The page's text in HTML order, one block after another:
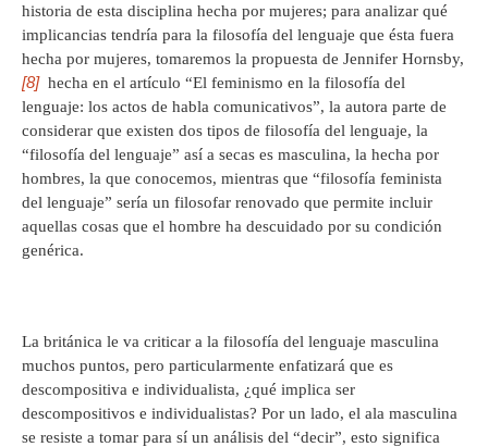
historia de esta disciplina hecha por mujeres; para analizar qué
implicancias tendría para la filosofía del lenguaje que ésta fuera
hecha por mujeres, tomaremos la propuesta de Jennifer Hornsby,
[8]hecha en el artículo “El feminismo en la filosofía del
lenguaje: los actos de habla comunicativos”, la autora parte de
considerar que existen dos tipos de filosofía del lenguaje, la
“filosofía del lenguaje” así a secas es masculina, la hecha por
hombres, la que conocemos, mientras que “filosofía feminista
del lenguaje” sería un filosofar renovado que permite incluir
aquellas cosas que el hombre ha descuidado por su condición
genérica.
La británica le va criticar a la filosofía del lenguaje masculina
muchos puntos, pero particularmente enfatizará que es
descompositiva e individualista, ¿qué implica ser
descompositivos e individualistas? Por un lado, el ala masculina
se resiste a tomar para sí un análisis del “decir”, esto significa